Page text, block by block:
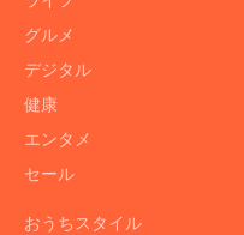
グルメ
デジタル
健康
エンタメ
セール
おうちスタイル